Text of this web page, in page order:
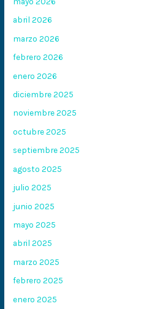
abril 2026
marzo 2026
febrero 2026
enero 2026
diciembre 2025
noviembre 2025
octubre 2025
septiembre 2025
agosto 2025
julio 2025
junio 2025
mayo 2025
abril 2025
marzo 2025
febrero 2025
enero 2025